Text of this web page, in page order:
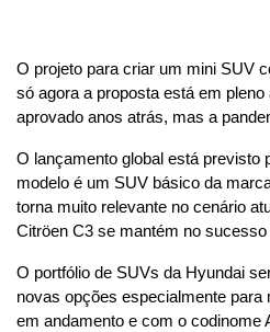
O projeto para criar um mini SUV
só agora a proposta está em
aprovado anos atrás, mas a
O lançamento global está previsto
modelo é um SUV básico da
torna muito relevante no cenário
Citröen C3 se mantém no
O portfólio de SUVs da Hyundai
novas opções especialmente
em andamento e com o codinome